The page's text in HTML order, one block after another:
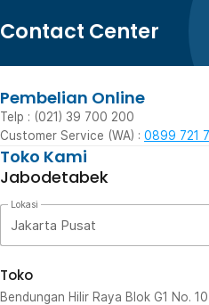
Contact Center
Pembelian Online
Telp : (021) 39 700 200
Customer Service (WA) : 0899 721
Toko Kami
Jabodetabek
Lokasi
Jakarta Pusat
Toko
Bendungan Hilir Raya Blok G1 No. 10